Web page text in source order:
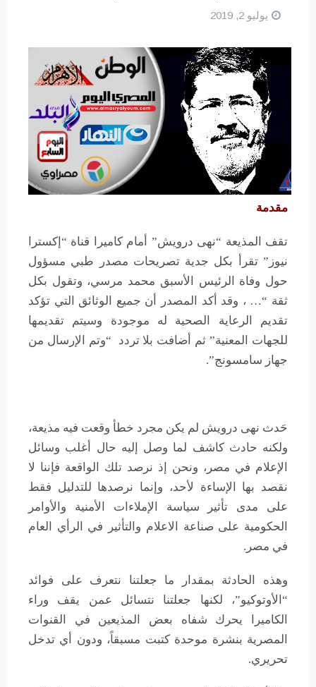
يوليو 2, 2019
مقدمة
تقف المذيعة “نهى درويش” أمام كاميرا قناة “إكسترا
نيوز” تقرأ بكل جدية تصريحات مصدر طبي مسؤول
حول وفاة الرئيس الأسبق محمد مرسي، وتقول بكل
ثقة “… ، وقد أكد المصدر أن جميع الوثائق التي تؤكد
تقديم الرعاية الصحية له موجودة وسيتم تقديمها
للجهات المعنية” ثم أضافت بلا تردد “وتم الإرسال من
جهاز سامسونج”.
حَدث نهى درويش لم يكن مجرد خطأ وقعت فيه مذيعة،
ولكنه حادث كاشف لما وصل إليه حال أغلب وسائل
الإعلام في مصر، ونحن إذ نرصد تلك الواقعة فإننا لا
نقصد بها الإساءة لأحد، وإنما نرصدها للتدليل فقط
على مدى تأثير سياسة الإملاءات الأمنية والأوامر
الحكومية على صناعة الاعلام والتأثير في الرأي العام
في مصر.
وهذه الحادثة بمقدار ما جعلتنا نتعرف على فوائد
“الأوتوكيو”، لكنها جعلتنا نتسائل عمن يقف وراء
الكاميرا يحرك شفاه بعض المذيعين في القنوات
المصرية بنشرة موحدة كتبت مسبقاً، ودون أي تدخل
تحريري.